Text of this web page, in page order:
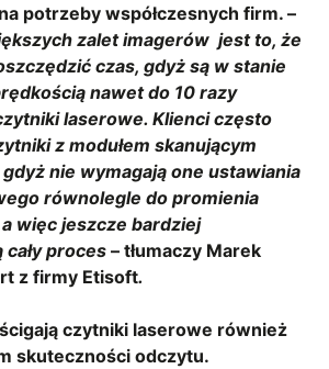
potrzeby współczesnych firm. –
zalet imagerów jest to, że
czas, gdyż są w stanie
nawet do 10 razy
laserowe. Klienci często
z modułem skanującym
nie wymagają one ustawiania
równolegle do promienia
więc jeszcze bardziej
cały proces– tłumaczy Marek
z firmy Etisoft.
czytniki laserowe również
skuteczności odczytu.